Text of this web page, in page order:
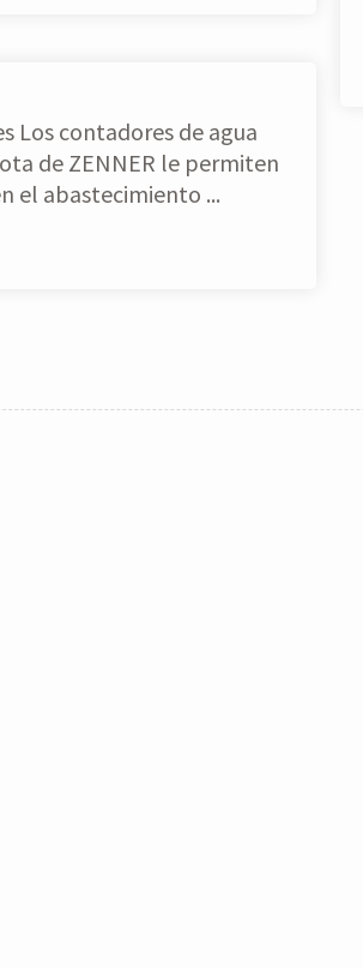
de ZENNER le permiten
el abastecimiento ...